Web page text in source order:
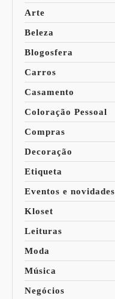
Arte
Beleza
Blogosfera
Carros
Casamento
Coloração Pessoal
Compras
Decoração
Etiqueta
Eventos e novidades
Kloset
Leituras
Moda
Música
Negócios